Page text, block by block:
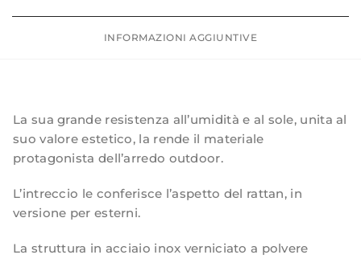
n
i
n
c
INFORMAZIONI AGGIUNTIVE
La sua grande resistenza all’umidità e al sole, unita al
suo valore estetico, la rende il materiale
protagonista dell’arredo outdoor.
L’intreccio le conferisce l’aspetto del rattan, in
versione per esterni.
La struttura in acciaio inox verniciato a polvere